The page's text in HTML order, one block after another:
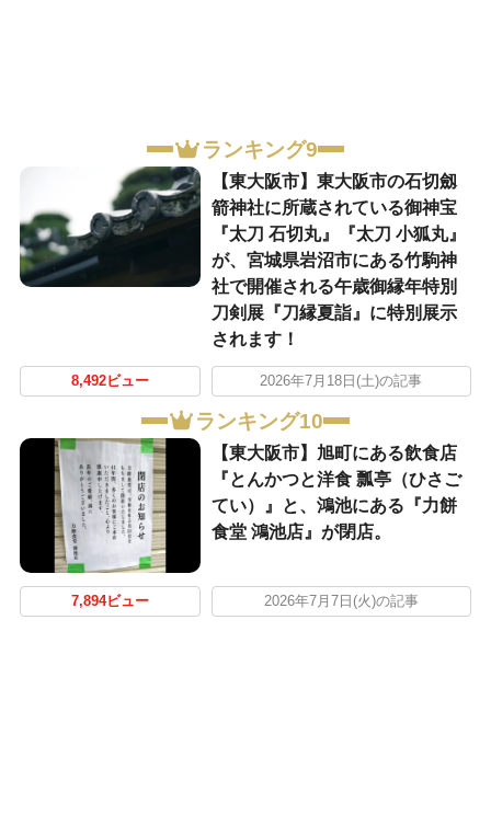
ランキング9
【東大阪市】東大阪市の石切劔
箭神社に所蔵されている御神宝
『太刀 石切丸』『太刀 小狐丸』
が、宮城県岩沼市にある竹駒神
社で開催される午歳御縁年特別
刀剣展『刀縁夏詣』に特別展示
されます！
8,492ビュー 2026年7月18日(土)の記事
ランキング10
【東大阪市】旭町にある飲食店
『とんかつと洋食 瓢亭（ひさご
てい）』と、鴻池にある『力餅
食堂 鴻池店』が閉店。
7,894ビュー 2026年7月7日(火)の記事